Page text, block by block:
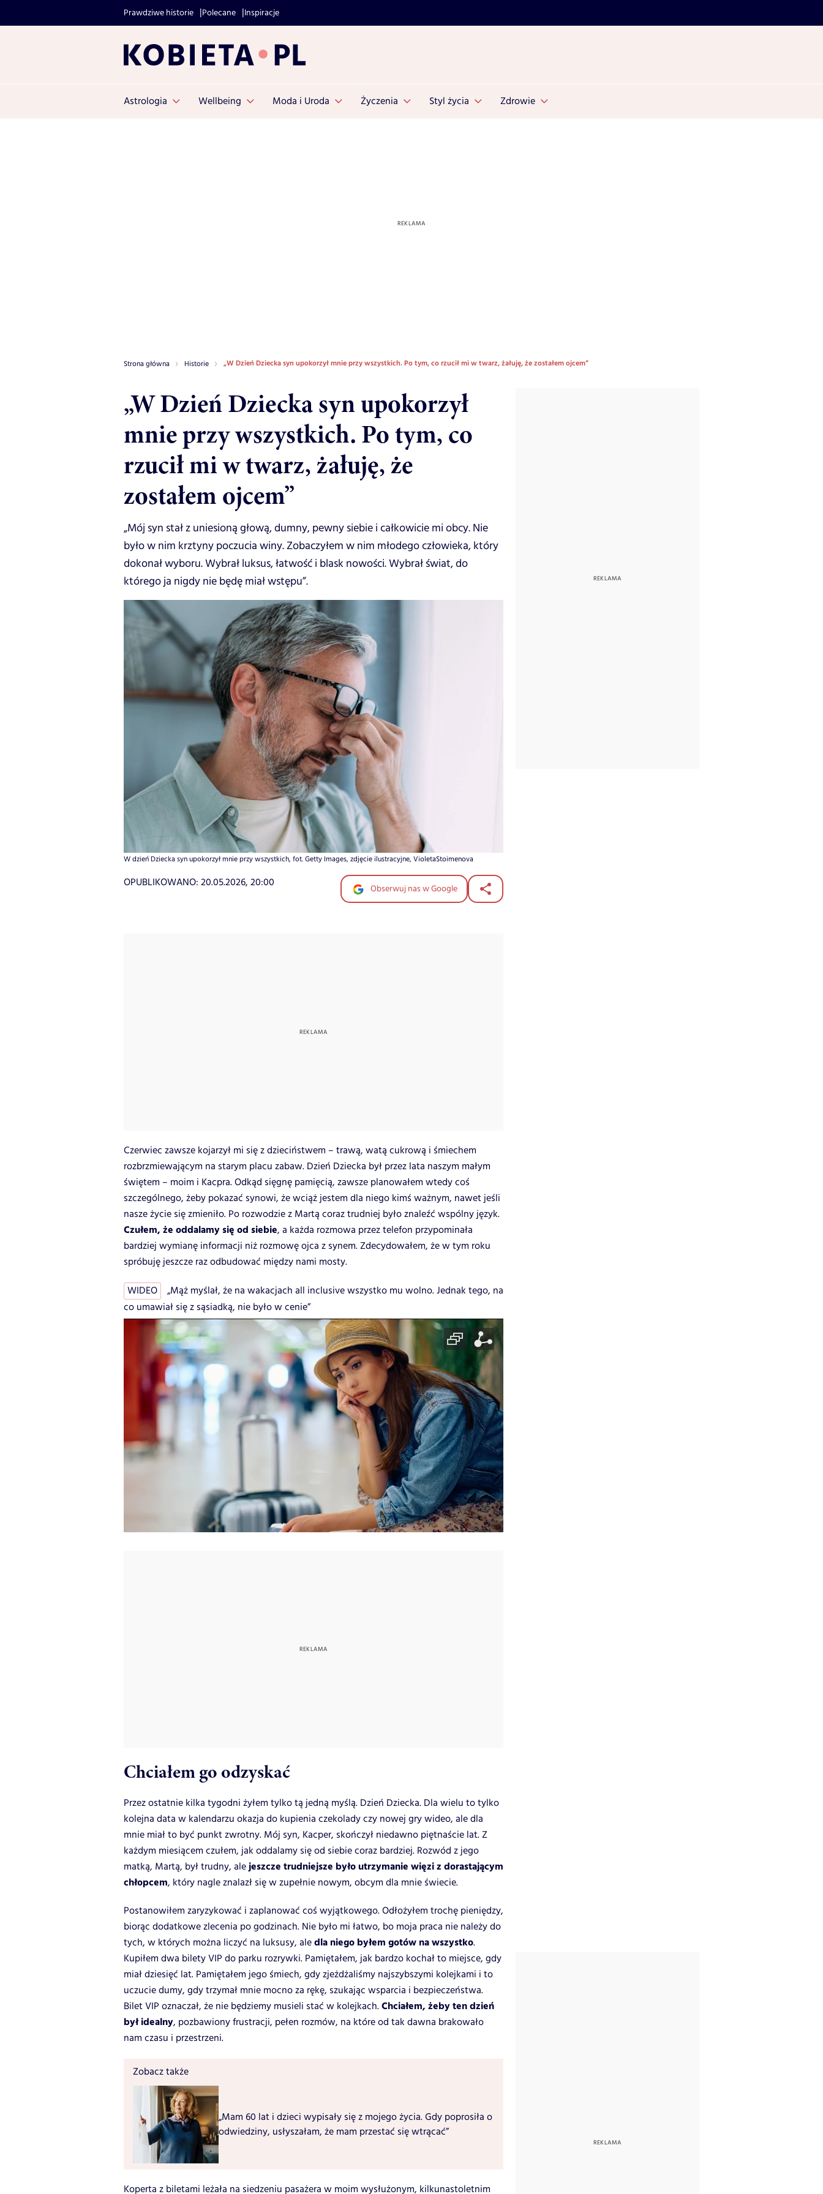
Prawdziwe historie Polecane Inspiracje
Astrologia Wellbeing Moda i Uroda Życzenia Styl życia Zdrowie
Strona główna Historie „W Dzień Dziecka syn upokorzył mnie przy wszystkich. Po tym, co rzucił mi w twarz, żałuję, że zostałem ojcem”
„W Dzień Dziecka syn upokorzył
mnie przy wszystkich. Po tym, co
rzucił mi w twarz, żałuję, że
zostałem ojcem”
„Mój syn stał z uniesioną głową, dumny, pewny siebie i całkowicie mi obcy. Nie
było w nim krztyny poczucia winy. Zobaczyłem w nim młodego człowieka, który
dokonał wyboru. Wybrał luksus, łatwość i blask nowości. Wybrał świat, do
którego ja nigdy nie będę miał wstępu”.
W dzień Dziecka syn upokorzył mnie przy wszystkich, fot. Getty Images, zdjęcie ilustracyjne, VioletaStoimenova
OPUBLIKOWANO: 20.05.2026, 20:00 Obserwuj nas w Google
Czerwiec zawsze kojarzył mi się z dzieciństwem – trawą, watą cukrową i śmiechem
rozbrzmiewającym na starym placu zabaw. Dzień Dziecka był przez lata naszym małym
świętem – moim i Kacpra. Odkąd sięgnę pamięcią, zawsze planowałem wtedy coś
szczególnego, żeby pokazać synowi, że wciąż jestem dla niego kimś ważnym, nawet jeśli
nasze życie się zmieniło. Po rozwodzie z Martą coraz trudniej było znaleźć wspólny język.
Czułem, że oddalamy się od siebie, a każda rozmowa przez telefon przypominała
bardziej wymianę informacji niż rozmowę ojca z synem. Zdecydowałem, że w tym roku
spróbuję jeszcze raz odbudować między nami mosty.
WIDEO
„Mąż myślał, że na wakacjach all inclusive wszystko mu wolno. Jednak tego, na
co umawiał się z sąsiadką, nie było w cenie”
Chciałem go odzyskać
Przez ostatnie kilka tygodni żyłem tylko tą jedną myślą. Dzień Dziecka. Dla wielu to tylko
kolejna data w kalendarzu okazja do kupienia czekolady czy nowej gry wideo, ale dla
mnie miał to być punkt zwrotny. Mój syn, Kacper, skończył niedawno piętnaście lat. Z
każdym miesiącem czułem, jak oddalamy się od siebie coraz bardziej. Rozwód z jego
matką, Martą, był trudny, alejeszcze trudniejsze było utrzymanie więzi z dorastającym
chłopcem, który nagle znalazł się w zupełnie nowym, obcym dla mnie świecie.
Postanowiłem zaryzykować i zaplanować coś wyjątkowego. Odłożyłem trochę pieniędzy,
biorąc dodatkowe zlecenia po godzinach. Nie było mi łatwo, bo moja praca nie należy do
tych, w których można liczyć na luksusy, aledla niego byłem gotów na wszystko.
Kupiłem dwa bilety VIP do parku rozrywki. Pamiętałem, jak bardzo kochał to miejsce, gdy
miał dziesięć lat. Pamiętałem jego śmiech, gdy zjeżdżaliśmy najszybszymi kolejkami i to
uczucie dumy, gdy trzymał mnie mocno za rękę, szukając wsparcia i bezpieczeństwa.
Bilet VIP oznaczał, że nie będziemy musieli stać w kolejkach.Chciałem, żeby ten dzień
był idealny, pozbawiony frustracji, pełen rozmów, na które od tak dawna brakowało
nam czasu i przestrzeni.
Zobacz także
„Mam 60 lat i dzieci wypisały się z mojego życia. Gdy poprosiła o
odwiedziny, usłyszałam, że mam przestać się wtrącać”
Koperta z biletami leżała na siedzeniu pasażera w moim wysłużonym, kilkunastoletnim